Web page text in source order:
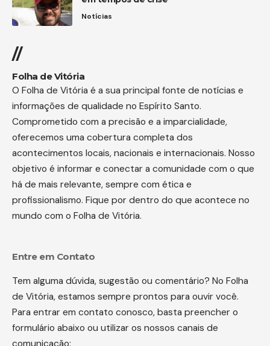
Notícias
//
Folha de Vitória
O Folha de Vitória é a sua principal fonte de notícias e
informações de qualidade no Espírito Santo.
Comprometido com a precisão e a imparcialidade,
oferecemos uma cobertura completa dos
acontecimentos locais, nacionais e internacionais. Nosso
objetivo é informar e conectar a comunidade com o que
há de mais relevante, sempre com ética e
profissionalismo. Fique por dentro do que acontece no
mundo com o Folha de Vitória.
Entre em Contato
Tem alguma dúvida, sugestão ou comentário? No Folha
de Vitória, estamos sempre prontos para ouvir você.
Para entrar em contato conosco, basta preencher o
formulário abaixo ou utilizar os nossos canais de
comunicação: